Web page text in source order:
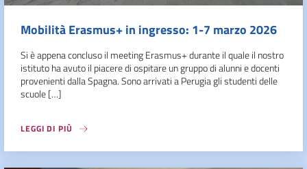
Mobilità Erasmus+ in ingresso: 1-7 marzo 2026
Si è appena concluso il meeting Erasmus+ durante il quale il nostro
istituto ha avuto il piacere di ospitare un gruppo di alunni e docenti
provenienti dalla Spagna. Sono arrivati a Perugia gli studenti delle
scuole […]
LEGGI DI PIÙ